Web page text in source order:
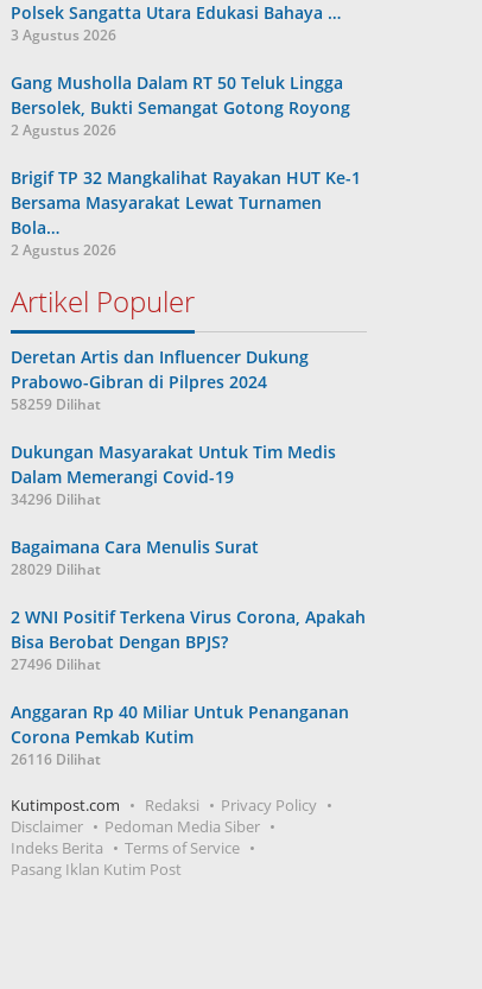
Polsek Sangatta Utara Edukasi Bahaya …
3 Agustus 2026
Gang Musholla Dalam RT 50 Teluk Lingga
Bersolek, Bukti Semangat Gotong Royong
2 Agustus 2026
Brigif TP 32 Mangkalihat Rayakan HUT Ke-1
Bersama Masyarakat Lewat Turnamen
Bola…
2 Agustus 2026
Artikel Populer
Deretan Artis dan Influencer Dukung
Prabowo-Gibran di Pilpres 2024
58259 Dilihat
Dukungan Masyarakat Untuk Tim Medis
Dalam Memerangi Covid-19
34296 Dilihat
Bagaimana Cara Menulis Surat
28029 Dilihat
2 WNI Positif Terkena Virus Corona, Apakah
Bisa Berobat Dengan BPJS?
27496 Dilihat
Anggaran Rp 40 Miliar Untuk Penanganan
Corona Pemkab Kutim
26116 Dilihat
Kutimpost.com Redaksi
Privacy Policy
Disclaimer
Pedoman Media Siber
Indeks Berita
Terms of Service
Pasang Iklan Kutim Post